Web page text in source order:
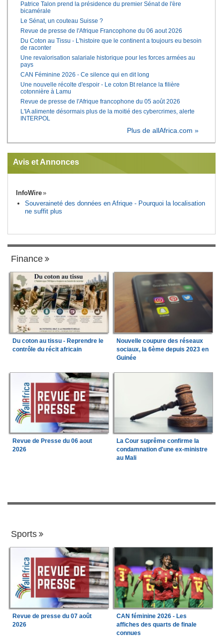
Patrice Talon prend la présidence du premier Sénat de l'ère
bicamérale
Le Sénat, un couteau Suisse ?
Revue de presse de l'Afrique Francophone du 06 aout 2026
Du Coton au Tissu - L'histoire que le continent a toujours eu besoin
de raconter
Une revalorisation salariale historique pour les forces armées au
pays
CAN Féminine 2026 - Ce silence qui en dit long
Une nouvelle récolte d'espoir - Le coton Bt relance la filière
cotonnière à Lamu
Revue de presse de l'Afrique francophone du 05 août 2026
L'IA alimente désormais plus de la moitié des cybercrimes, alerte
INTERPOL
Plus de allAfrica.com »
Avis et Annonces
InfoWire
Souveraineté des données en Afrique - Pourquoi la localisation
ne suffit plus
Finance
Du coton au tissu - Reprendre le
contrôle du récit africain
Nouvelle coupure des réseaux
sociaux, la 6ème depuis 2023 en
Guinée
Revue de Presse du 06 aout
2026
La Cour suprême confirme la
condamnation d'une ex-ministre
au Mali
Sports
Revue de presse du 07 août
2026
CAN féminine 2026 - Les
affiches des quarts de finale
connues